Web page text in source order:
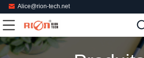
Alice@rion-tech.net